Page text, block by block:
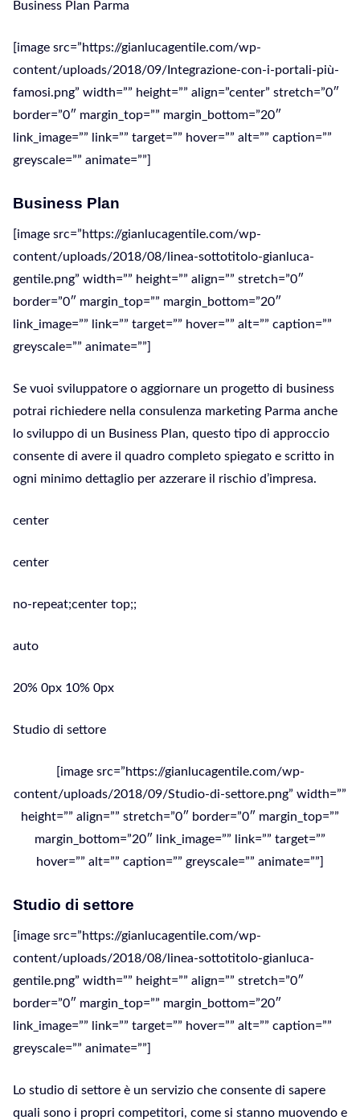
Business Plan Parma
[image src=”https://gianlucagentile.com/wp-
content/uploads/2018/09/Integrazione-con-i-portali-più-
famosi.png” width=”” height=”” align=”center” stretch=”0″
border=”0″ margin_top=”” margin_bottom=”20″
link_image=”” link=”” target=”” hover=”” alt=”” caption=””
greyscale=”” animate=””]
Business Plan
[image src=”https://gianlucagentile.com/wp-
content/uploads/2018/08/linea-sottotitolo-gianluca-
gentile.png” width=”” height=”” align=”” stretch=”0″
border=”0″ margin_top=”” margin_bottom=”20″
link_image=”” link=”” target=”” hover=”” alt=”” caption=””
greyscale=”” animate=””]
Se vuoi sviluppatore o aggiornare un progetto di business
potrai richiedere nella consulenza marketing Parma anche
lo sviluppo di un Business Plan, questo tipo di approccio
consente di avere il quadro completo spiegato e scritto in
ogni minimo dettaglio per azzerare il rischio d’impresa.
center
center
no-repeat;center top;;
auto
20% 0px 10% 0px
Studio di settore
[image src=”https://gianlucagentile.com/wp-
content/uploads/2018/09/Studio-di-settore.png” width=””
height=”” align=”” stretch=”0″ border=”0″ margin_top=””
margin_bottom=”20″ link_image=”” link=”” target=””
hover=”” alt=”” caption=”” greyscale=”” animate=””]
Studio di settore
[image src=”https://gianlucagentile.com/wp-
content/uploads/2018/08/linea-sottotitolo-gianluca-
gentile.png” width=”” height=”” align=”” stretch=”0″
border=”0″ margin_top=”” margin_bottom=”20″
link_image=”” link=”” target=”” hover=”” alt=”” caption=””
greyscale=”” animate=””]
Lo studio di settore è un servizio che consente di sapere
quali sono i propri competitori, come si stanno muovendo e